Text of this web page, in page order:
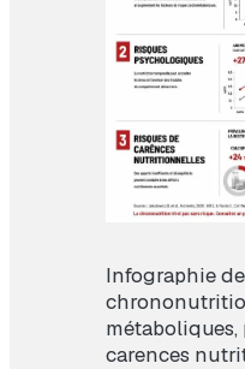
Infographie
carences